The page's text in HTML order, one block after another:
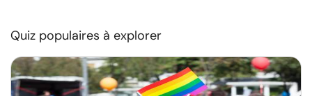
Quiz populaires à explorer